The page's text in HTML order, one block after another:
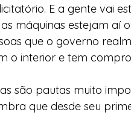
E a gente vai
máquinas estejam aí
que o governo
o interior e tem
são pautas muito
que desde seu